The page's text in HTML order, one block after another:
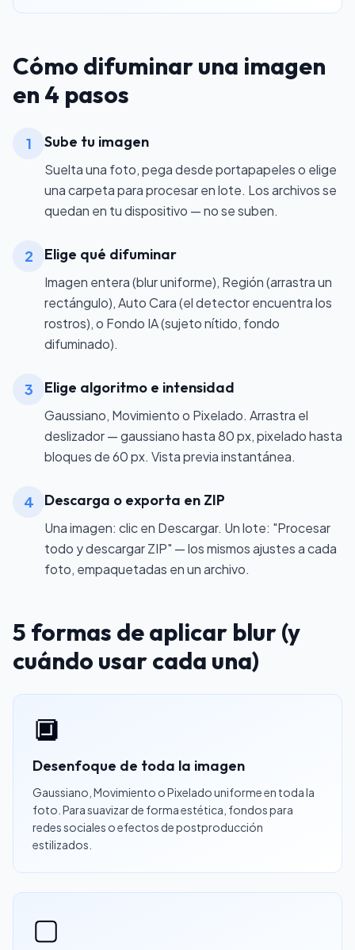
Cómo difuminar una imagen
en 4 pasos
1 Sube tu imagen
Suelta una foto, pega desde portapapeles o elige
una carpeta para procesar en lote. Los archivos se
quedan en tu dispositivo — no se suben.
2 Elige qué difuminar
Imagen entera (blur uniforme), Región (arrastra un
rectángulo), Auto Cara (el detector encuentra los
rostros), o Fondo IA (sujeto nítido, fondo
difuminado).
3 Elige algoritmo e intensidad
Gaussiano, Movimiento o Pixelado. Arrastra el
deslizador — gaussiano hasta 80 px, pixelado hasta
bloques de 60 px. Vista previa instantánea.
4 Descarga o exporta en ZIP
Una imagen: clic en Descargar. Un lote: "Procesar
todo y descargar ZIP" — los mismos ajustes a cada
foto, empaquetadas en un archivo.
5 formas de aplicar blur (y
cuándo usar cada una)
🔲
Desenfoque de toda la imagen
Gaussiano, Movimiento o Pixelado uniforme en toda la
foto. Para suavizar de forma estética, fondos para
redes sociales o efectos de postproducción
estilizados.
▢